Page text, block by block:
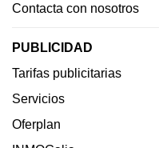
Contacta con nosotros
PUBLICIDAD
Tarifas publicitarias
Servicios
Oferplan